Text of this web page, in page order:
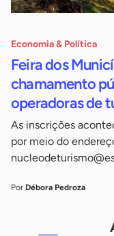
Economia & Política
Feira dos
chamamento
operadoras de
As inscrições
por meio do
Por Débora Pedroza